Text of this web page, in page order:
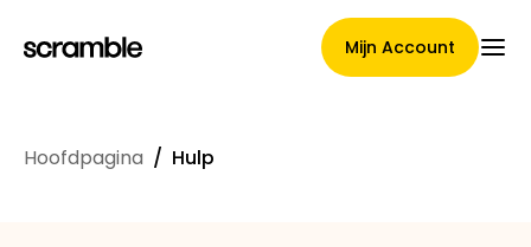
Mijn Account
Hoofdpagina / Hulp